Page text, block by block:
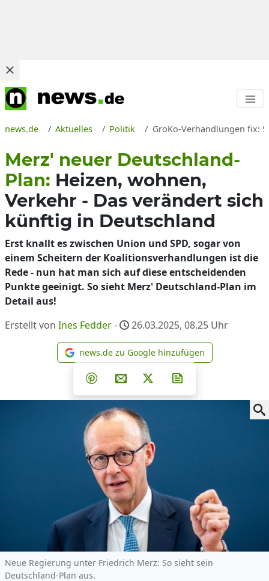
news.de Aktuelles Politik GroKo-Verhandlungen fix:
Merz' neuer Deutschland-
Plan: Heizen, wohnen,
Verkehr - Das verändert sich
künftig in Deutschland
Erst knallt es zwischen Union und SPD, sogar von
einem Scheitern der Koalitionsverhandlungen ist die
Rede - nun hat man sich auf diese entscheidenden
Punkte geeinigt. So sieht Merz' Deutschland-Plan im
Detail aus!
Erstellt von Ines Fedder- 26.03.2025, 08.25 Uhr
news.de zu Google
news.de zu Google hinzufügen
Teilen auf Facebook
Teilen auf Whatsapp
Teilen auf Telegram
Teilen auf Pinterest
Per E-Mail teilen
Post auf X
Neue Regierung unter Friedrich Merz: So sieht sein
Deutschland-Plan aus.